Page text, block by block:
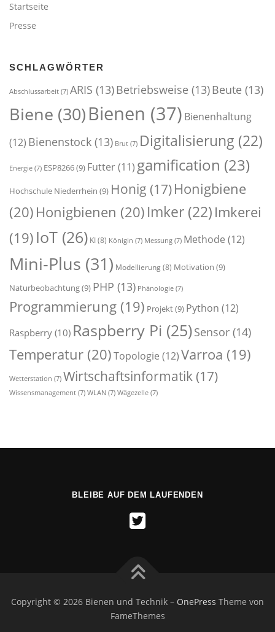
Startseite
Presse
SCHLAGWÖRTER
Abschlussarbeit (7) ARIS (13)Betriebsweise (13)Beute (13)
Biene (30)Bienen (37) Bienenhaltung
(12) Bienenstock (13) Brut (7) Digitalisierung (22)
Energie (7) ESP8266(9) Futter(11) gamification (23)
Hochschule Niederrhein (9) Honig (17)Honigbiene
(20)Honigbienen (20)Imker (22) Imkerei
(19) IoT (26) KI(8) Königin (7) Messung (7) Methode (12)
Mini-Plus (31) Modellierung(8) Motivation (9)
Naturbeobachtung(9) PHP (13) Phänologie (7)
Programmierung (19) Projekt(9) Python (12)
Raspberry (10) Raspberry Pi (25)Sensor (14)
Temperatur (20)Topologie (12)Varroa (19)
Wetterstation (7) Wirtschaftsinformatik (17)
Wissensmanagement (7) WLAN (7) Wägezelle (7)
BLEIBE AUF DEM LAUFENDEN
Copyright © 2026 Bienen und Technik – OnePress Theme von
FameThemes